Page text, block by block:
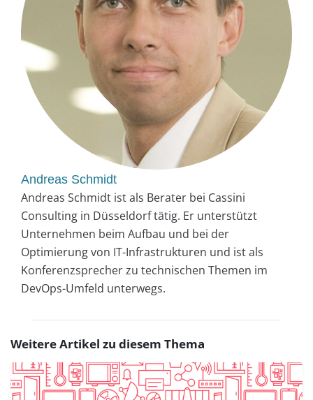
Andreas Schmidt
Andreas Schmidt ist als Berater bei Cassini
Consulting in Düsseldorf tätig. Er unterstützt
Unternehmen beim Aufbau und bei der
Optimierung von IT-Infrastrukturen und ist als
Konferenzsprecher zu technischen Themen im
DevOps-Umfeld unterwegs.
Weitere Artikel zu diesem Thema